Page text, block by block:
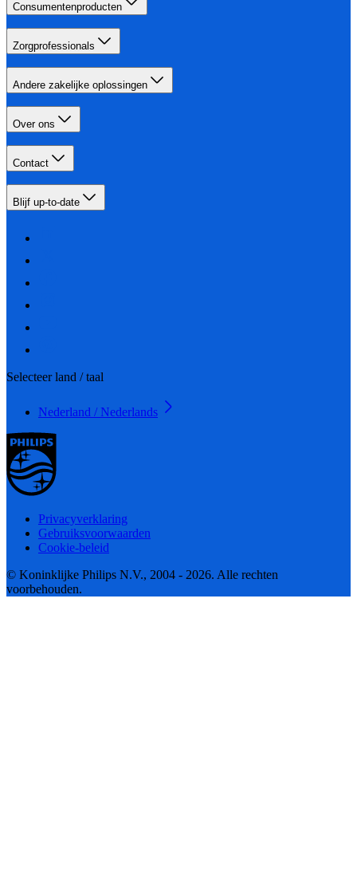
Consumentenproducten
Zorgprofessionals
Andere zakelijke oplossingen
Over ons
Contact
Blijf up-to-date
Selecteer land / taal
Nederland / Nederlands
Privacyverklaring
Gebruiksvoorwaarden
Cookie-beleid
© Koninklijke Philips N.V., 2004 - 2026. Alle rechten
voorbehouden.